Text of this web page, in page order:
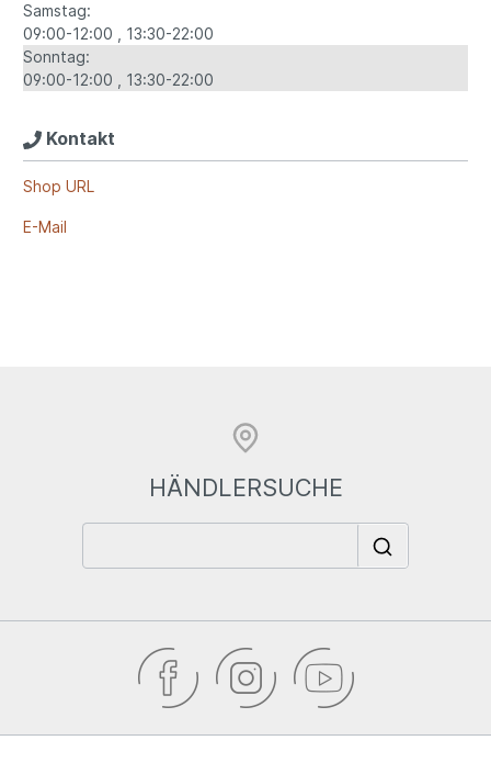
Samstag:
09:00-12:00
13:30-22:00
Sonntag:
09:00-12:00
13:30-22:00
Kontakt
Shop URL
E-Mail
HÄNDLERSUCHE